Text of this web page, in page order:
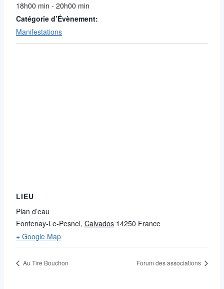
18h00 min - 20h00 min
Catégorie d’Évènement:
Manifestations
LIEU
Plan d’eau
Fontenay-Le-Pesnel, Calvados 14250 France
+ Google Map
Au Tire Bouchon Forum des associations